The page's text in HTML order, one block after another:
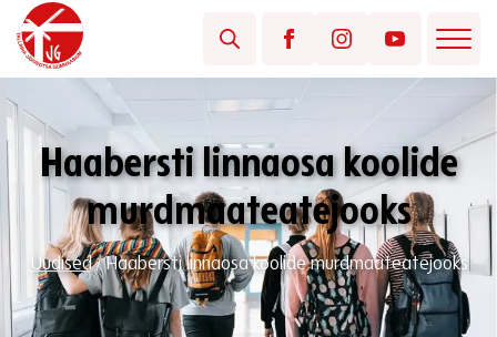
Haabersti linnaosa koolide
murdmaateatejooks
Uudised/Haabersti linnaosa koolide murdmaateatejooks